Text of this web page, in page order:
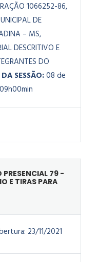
1066252-86,
DE
– MS,
DESCRITIVO E
DO
SESSÃO:08 de
09h00min
79 -
E TIRAS PARA
23/11/2021